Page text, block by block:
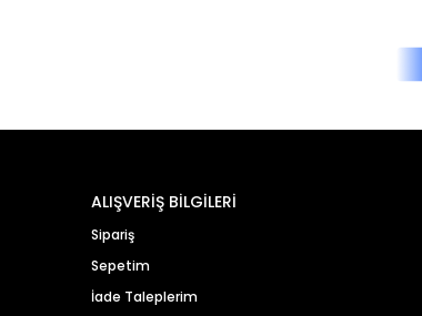
ALIŞVERİŞ BİLGİLERİ
Sipariş
Sepetim
İade Taleplerim